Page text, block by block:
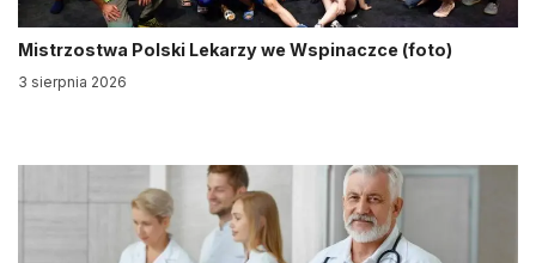
Mistrzostwa Polski Lekarzy we Wspinaczce (foto)
3 sierpnia 2026